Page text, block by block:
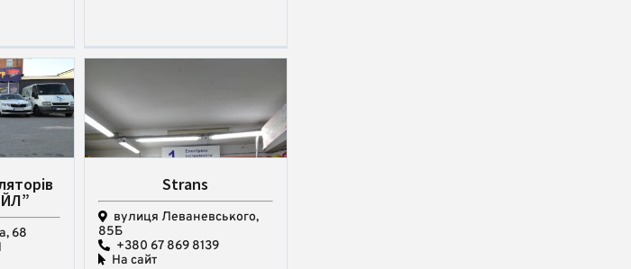
68
Strans
вулиця Леваневського,
85Б
+380 67 869 8139
На сайт